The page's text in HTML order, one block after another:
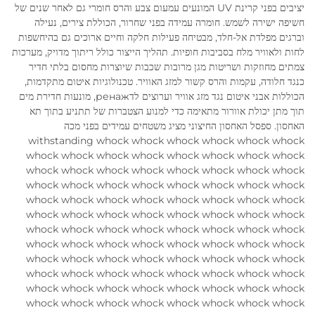
יציבים בפני קרינת UV המונעים עמעום צבע והרס חומרי גם לאחר שנים של
חשיפה ישירה לשמש. חומרה עמידה בפני שחרור, הכוללת צירים, נעילה
וברגים מפלדת אל-חלד, מבטיחה פעילות חלקה וחיים ארוכים גם בהיחשפות
לחות ולאוויר מלח בסביבות חופיות. תהליך הייצור כולל ריתוך מדויק, מערכות
צמתים מחוזקות ושריטות מגן מרובות שכבות שיוצרות מחסום בלתי חדיר
כנגד חלודה, עקמות והרס קשור למזג האוויר. טכנולוגיות איטום מתקדמות,
הכוללות אבני איטום נגד מזג אוויר וערוצים לדренаж, מונעות חדירת מים
תוך מתן יכולת אוורור מתאימה כדי למנוע הצטברות של תתניע בתוך תא
האחסון. ספסל האחסון החיצוני מציג משטחים עמידים בפני מכה
withstanding whock whock whock whock whock whock
whock whock whock whock whock whock whock whock
whock whock whock whock whock whock whock whock
whock whock whock whock whock whock whock whock
whock whock whock whock whock whock whock whock
whock whock whock whock whock whock whock whock
whock whock whock whock whock whock whock whock
whock whock whock whock whock whock whock whock
whock whock whock whock whock whock whock whock
whock whock whock whock whock whock whock whock
whock whock whock whock whock whock whock whock
whock whock whock whock whock whock whock whock